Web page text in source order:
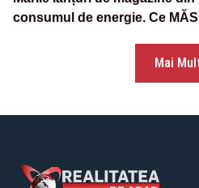
consumul de energie. Ce
Mai